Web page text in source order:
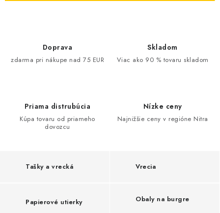
Doprava
zdarma pri nákupe nad 75 EUR
Skladom
Viac ako 90 % tovaru skladom
Priama distrubúcia
Kúpa tovaru od priameho
dovozcu
Nízke ceny
Najnižšie ceny v regióne Nitra
Tašky a vrecká Vrecia
Papierové utierky Obaly na burgre